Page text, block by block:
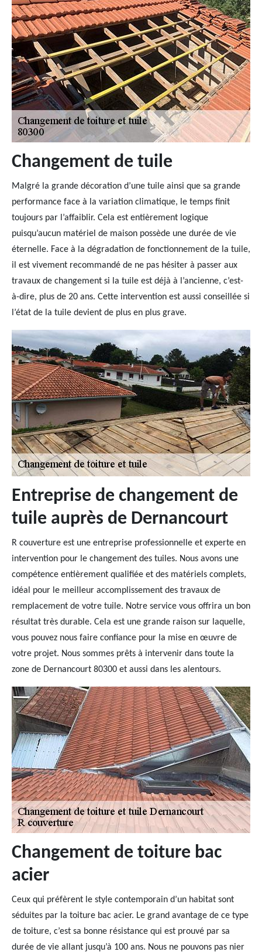
Changement de tuile
Malgré la grande décoration d’une tuile ainsi que sa grande
performance face à la variation climatique, le temps finit
toujours par l’affaiblir. Cela est entièrement logique
puisqu’aucun matériel de maison possède une durée de vie
éternelle. Face à la dégradation de fonctionnement de la tuile,
il est vivement recommandé de ne pas hésiter à passer aux
travaux de changement si la tuile est déjà à l’ancienne, c’est-
à-dire, plus de 20 ans. Cette intervention est aussi conseillée si
l’état de la tuile devient de plus en plus grave.
Entreprise de changement de
tuile auprès de Dernancourt
R couverture est une entreprise professionnelle et experte en
intervention pour le changement des tuiles. Nous avons une
compétence entièrement qualifiée et des matériels complets,
idéal pour le meilleur accomplissement des travaux de
remplacement de votre tuile. Notre service vous offrira un bon
résultat très durable. Cela est une grande raison sur laquelle,
vous pouvez nous faire confiance pour la mise en œuvre de
votre projet. Nous sommes prêts à intervenir dans toute la
zone de Dernancourt 80300 et aussi dans les alentours.
Changement de toiture bac
acier
Ceux qui préfèrent le style contemporain d’un habitat sont
séduites par la toiture bac acier. Le grand avantage de ce type
de toiture, c’est sa bonne résistance qui est prouvé par sa
durée de vie allant jusqu’à 100 ans. Nous ne pouvons pas nier